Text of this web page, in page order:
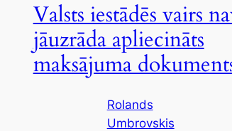
Valsts iestādēs vairs
jāuzrāda apliecināts
maksājuma
Rolands
Umbrovskis